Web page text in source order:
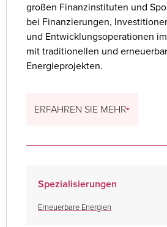
großen Finanzinstituten und
bei Finanzierungen,
und Entwicklungsoperationen
mit traditionellen und
Energieprojekten.
ERFAHREN SIE MEHR
Spezialisierungen
Erneuerbare Energien